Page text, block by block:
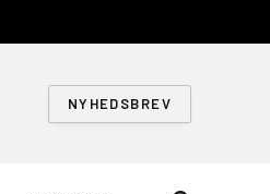
NYHEDSBREV